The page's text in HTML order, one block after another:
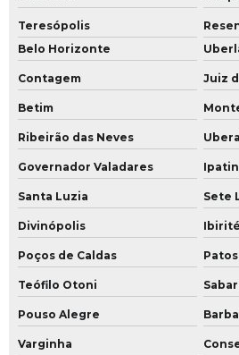
Uniformes pronta entrega em sp
Uniformes sociais camisas
Uniformes sociais femininos para empresas
Fabrica de uniformes sociais em sp
Fábrica de uniformes feminino
Fabricante de uniforme para clínicas
Fábrica de conjunto operacional
Camiseta uniforme masculino
Uniforme brim com faixa refletiva laranja
Uniforme de brim
Teresópolis
Belo Horizonte
Contagem Juiz
Betim
Ribeirão das Neves
Governador Valadares
Santa Luzia Sete
Divinópolis Ibirité
Poços de Caldas
Teófilo Otoni
Pouso Alegre
Varginha